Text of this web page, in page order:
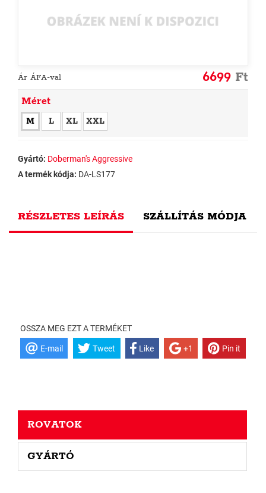
Ár ÁFA-val 6699 Ft
Méret
M L XL XXL
Gyártó: Doberman's Aggressive
A termék kódja: DA-LS177
RÉSZLETES LEÍRÁS SZÁLLÍTÁS MÓDJA
OSSZA MEG EZT A TERMÉKET
E-mail Tweet Like +1 Pin it
ROVATOK
GYÁRTÓ